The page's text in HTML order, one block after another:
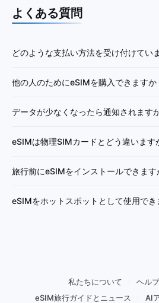
よくある質問
どのような支払い方法を受け付けてい
他の人のためにeSIMを購入できますか
データが少なくなったら通知されます
eSIMは物理SIMカードとどう違います
旅行前にeSIMをインストールできます
eSIMをホットスポットとして使用でき
私たちについて
ヘル
eSIM旅行ガイドとニュース
AI